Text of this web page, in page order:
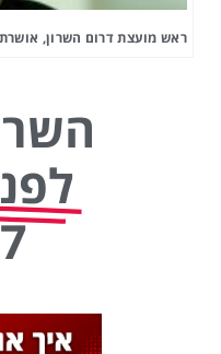
ראש מועצת דרום השרון, אושרת